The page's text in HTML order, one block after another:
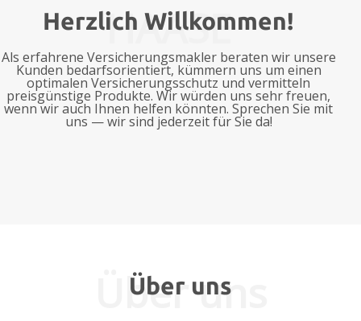
Herzlich Willkommen!
Als erfahrene Versicherungsmakler beraten wir unsere
Kunden bedarfsorientiert, kümmern uns um einen
optimalen Versicherungsschutz und vermitteln
preisgünstige Produkte. Wir würden uns sehr freuen,
wenn wir auch Ihnen helfen könnten. Sprechen Sie mit
uns — wir sind jederzeit für Sie da!
HAASE
Über uns
Über uns